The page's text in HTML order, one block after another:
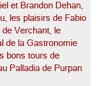
et Brandon Dehan,
les plaisirs de Fabio
Verchant, le
de la Gastronomie
bons tours de
Palladia de Purpan